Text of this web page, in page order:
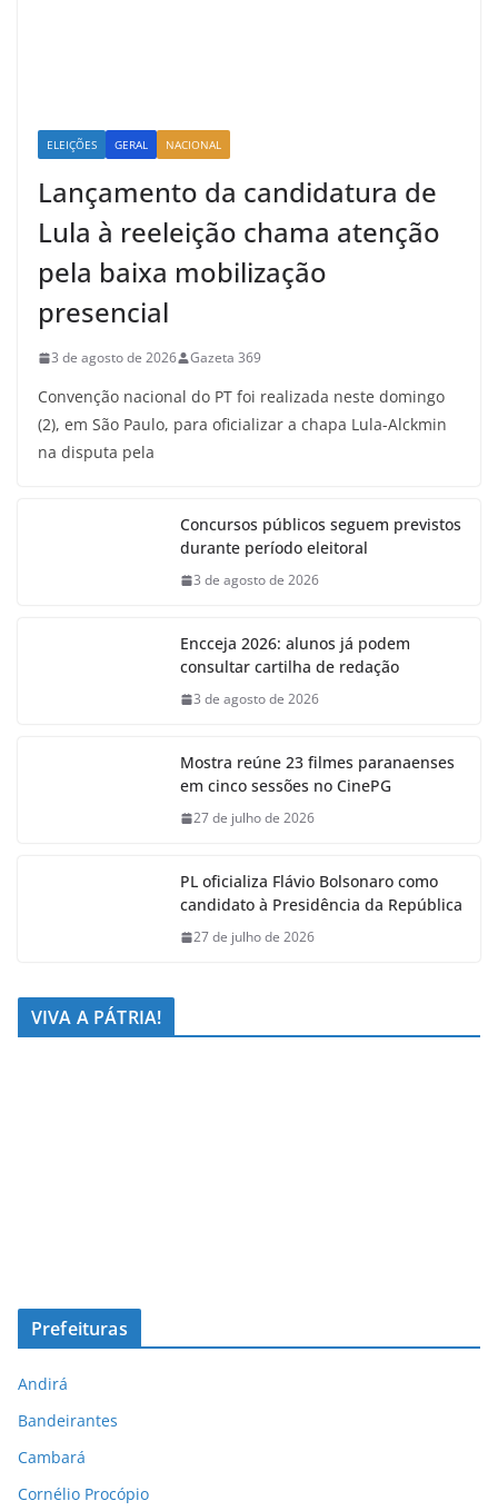
ELEIÇÕES GERAL NACIONAL
Lançamento da candidatura de
Lula à reeleição chama atenção
pela baixa mobilização
presencial
3 de agosto de 2026 Gazeta 369
Convenção nacional do PT foi realizada neste domingo
(2), em São Paulo, para oficializar a chapa Lula-Alckmin
na disputa pela
Concursos públicos seguem previstos
durante período eleitoral
3 de agosto de 2026
Encceja 2026: alunos já podem
consultar cartilha de redação
3 de agosto de 2026
Mostra reúne 23 filmes paranaenses
em cinco sessões no CinePG
27 de julho de 2026
PL oficializa Flávio Bolsonaro como
candidato à Presidência da República
27 de julho de 2026
VIVA A PÁTRIA!
Prefeituras
Andirá
Bandeirantes
Cambará
Cornélio Procópio